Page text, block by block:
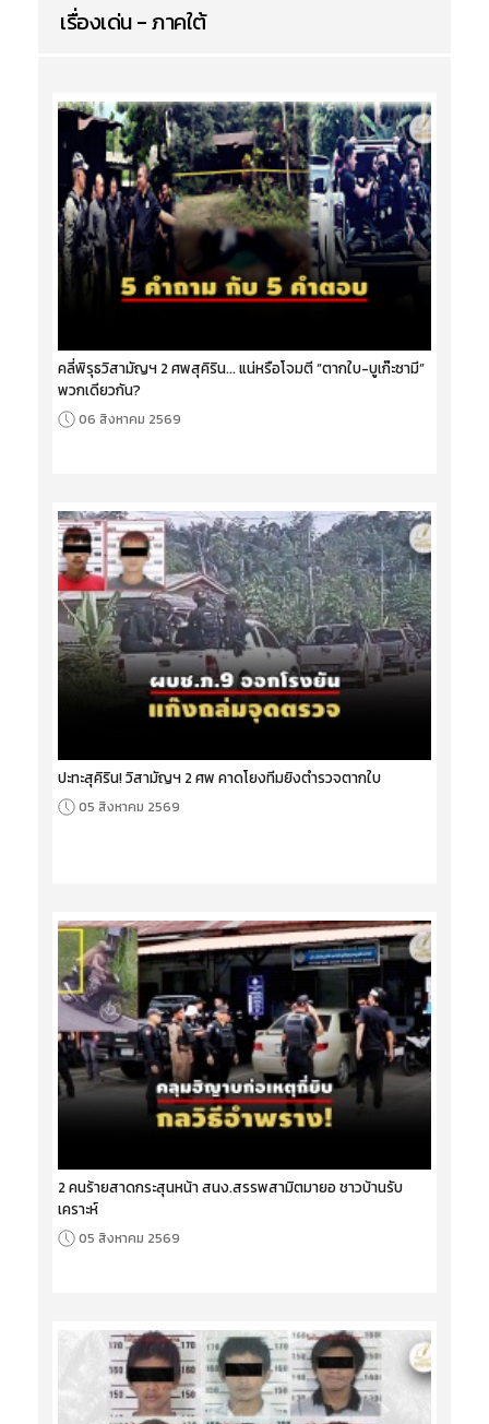
เรื่องเด่น - ภาคใต้
คลี่พิรุธวิสามัญฯ 2 ศพสุคิริน... แน่หรือโจมตี “ตากใบ-บูเก๊ะซามี”
พวกเดียวกัน?
06 สิงหาคม 2569
ปะทะสุคิริน! วิสามัญฯ 2 ศพ คาดโยงทีมยิงตำรวจตากใบ
05 สิงหาคม 2569
2 คนร้ายสาดกระสุนหน้า สนง.สรรพสามิตมายอ ชาวบ้านรับ
เคราะห์
05 สิงหาคม 2569